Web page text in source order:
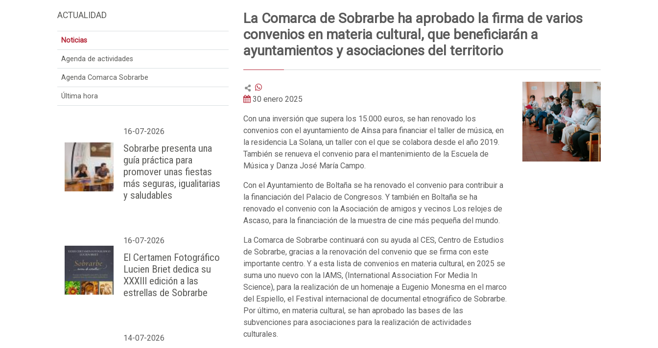
ACTUALIDAD
Noticias
Agenda de actividades
Agenda Comarca Sobrarbe
Última hora
16-07-2026
Sobrarbe presenta una
guía práctica para
promover unas fiestas
más seguras, igualitarias
y saludables
16-07-2026
El Certamen Fotográfico
Lucien Briet dedica su
XXXIII edición a las
estrellas de Sobrarbe
14-07-2026
La Comarca de Sobrarbe ha aprobado la firma de varios
convenios en materia cultural, que beneficiarán a
ayuntamientos y asociaciones del territorio
30 enero 2025
Con una inversión que supera los 15.000 euros, se han renovado los
convenios con el ayuntamiento de Aínsa para financiar el taller de música, en
la residencia La Solana, un taller con el que se colabora desde el año 2019.
También se renueva el convenio para el mantenimiento de la Escuela de
Música y Danza José María Campo.
Con el Ayuntamiento de Boltaña se ha renovado el convenio para contribuir a
la financiación del Palacio de Congresos. Y también en Boltaña se ha
renovado el convenio con la Asociación de amigos y vecinos Los relojes de
Ascaso, para la financiación de la muestra de cine más pequeña del mundo.
La Comarca de Sobrarbe continuará con su ayuda al CES, Centro de Estudios
de Sobrarbe, gracias a la renovación del convenio que se firma con este
importante centro. Y a esta lista de convenios en materia cultural, en 2025 se
suma uno nuevo con la IAMS, (International Association For Media In
Science), para la realización de un homenaje a Eugenio Monesma en el marco
del Espiello, el Festival internacional de documental etnográfico de Sobrarbe.
Por último, en materia cultural, se han aprobado las bases de las
subvenciones para asociaciones para la realización de actividades
culturales.